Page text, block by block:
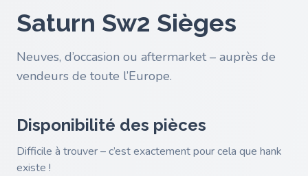
Saturn Sw2 Sièges
Neuves, d’occasion ou aftermarket – auprès de
vendeurs de toute l’Europe.
Disponibilité des pièces
Difficile à trouver – c’est exactement pour cela que hank
existe !